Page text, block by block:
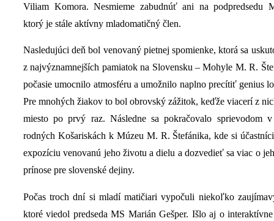
Viliam Komora. Nesmieme zabudnúť ani na podpredsedu
ktorý je stále aktívny mladomatičný člen.
Nasledujúci deň bol venovaný pietnej spomienke, ktorá sa
z najvýznamnejších pamiatok na Slovensku – Mohyle M. R.
počasie umocnilo atmosféru a umožnilo naplno precítiť genius
Pre mnohých žiakov to bol obrovský zážitok, keďže viacerí z
miesto po prvý raz. Následne sa pokračovalo sprievodom
rodných Košariskách k Múzeu M. R. Štefánika, kde si
expozíciu venovanú jeho životu a dielu a dozvedieť sa viac o
prínose pre slovenské dejiny.
Počas troch dní si mladí matičiari vypočuli niekoľko
ktoré viedol predseda MS Marián Gešper. Išlo aj o